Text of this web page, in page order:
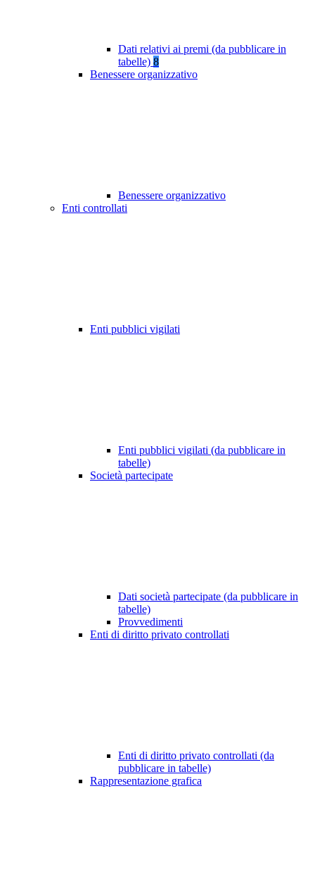
Dati relativi ai premi (da pubblicare in
tabelle) 8
Benessere organizzativo
Benessere organizzativo
Enti controllati
Enti pubblici vigilati
Enti pubblici vigilati (da pubblicare in
tabelle)
Società partecipate
Dati società partecipate (da pubblicare in
tabelle)
Provvedimenti
Enti di diritto privato controllati
Enti di diritto privato controllati (da
pubblicare in tabelle)
Rappresentazione grafica